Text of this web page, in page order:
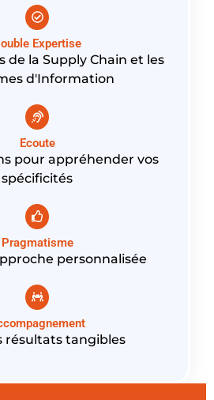
Expertise
de la Supply Chain et les
d'Information
Ecoute
pour appréhender vos
spécificités
Pragmatisme
personnalisée
résultats tangibles